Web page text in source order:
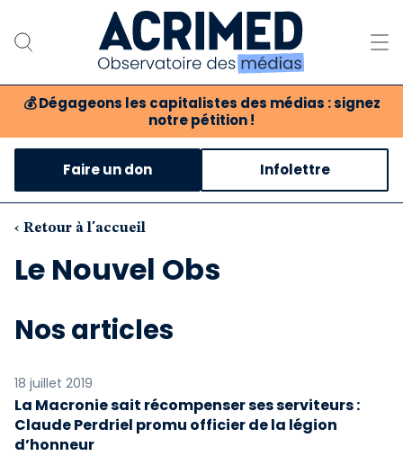
💰 Dégageons les capitalistes des médias : signez
notre pétition !
Notre association
Notre critique des médias
Nos propositions
Notre revue
Boutique
Faire un don Infolettre
‹ Retour à l'accueil
Le Nouvel Obs
Nos articles
18 juillet 2019
La Macronie sait récompenser ses serviteurs :
Claude Perdriel promu officier de la légion
d’honneur